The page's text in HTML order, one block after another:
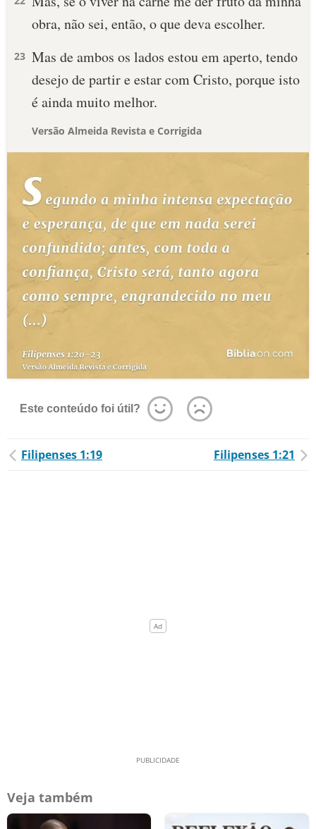
obra, não sei, então, o que deva escolher.
23 Mas de ambos os lados estou em aperto, tendo
desejo de partir e estar com Cristo, porque isto
é ainda muito melhor.
Versão Almeida Revista e Corrigida
Este conteúdo foi útil?
Filipenses 1:19 Filipenses 1:21
Veja também